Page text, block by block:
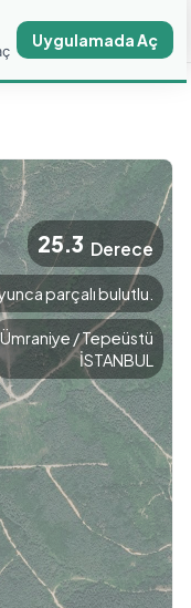
Uygulamada Aç
25.3 Derece
parçalı bulutlu.
Ümraniye / Tepeüstü
İSTANBUL
Uygulamada Aç